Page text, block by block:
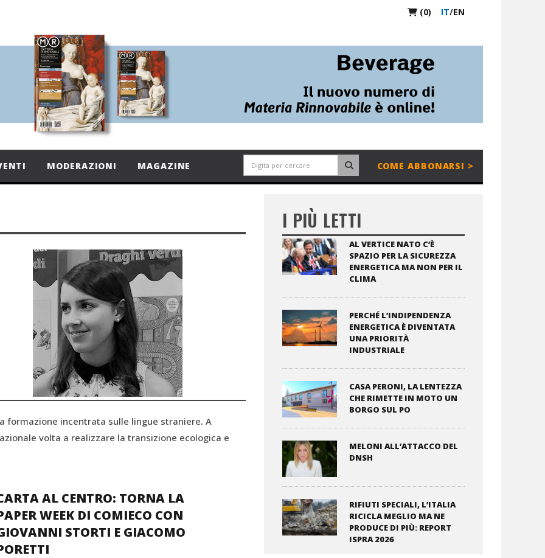
(0) IT/EN
MODERAZIONI MAGAZINE COME ABBONARSI >
formazione incentrata sulle lingue straniere. A
volta a realizzare la transizione ecologica e
AL CENTRO: TORNA LA
WEEK DI COMIECO CON
STORTI E GIACOMO
I PIÙ LETTI
AL VERTICE NATO C’È
SPAZIO PER LA SICUREZZA
ENERGETICA MA NON PER IL
CLIMA
PERCHÉ L’INDIPENDENZA
ENERGETICA È DIVENTATA
UNA PRIORITÀ
INDUSTRIALE
CASA PERONI, LA LENTEZZA
CHE RIMETTE IN MOTO UN
BORGO SUL PO
MELONI ALL’ATTACCO DEL
DNSH
RIFIUTI SPECIALI, L’ITALIA
RICICLA MEGLIO MA NE
PRODUCE DI PIÙ: REPORT
ISPRA 2026